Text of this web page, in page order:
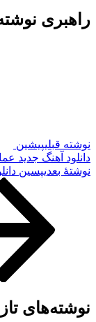
راهبری
نوشته قبلیپیشین
دانلود آهنگ جدید
نوشته‌ٔ بعدیپسین
نوشته‌های